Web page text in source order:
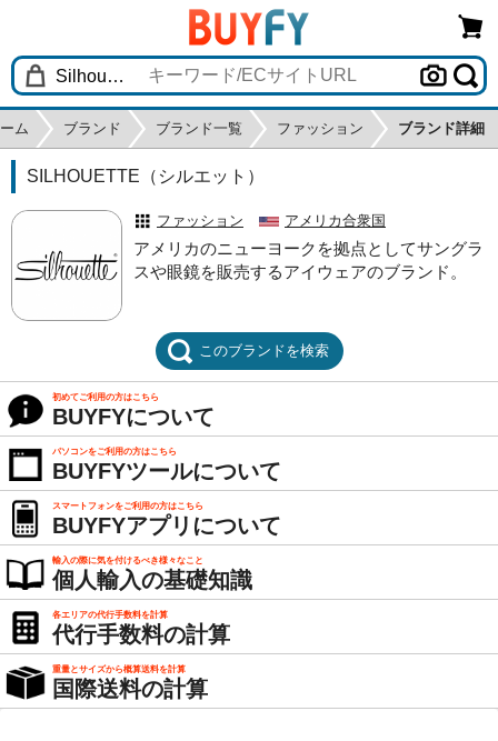
ム ブランド ブランド一覧 ファッション ブランド詳細
SILHOUETTE（シルエット）
ファッション アメリカ合衆国
アメリカのニューヨークを拠点としてサングラ
スや眼鏡を販売するアイウェアのブランド。
このブランドを検索
初めてご利用の方はこちら
BUYFYについて
パソコンをご利用の方はこちら
BUYFYツールについて
スマートフォンをご利用の方はこちら
BUYFYアプリについて
輸入の際に気を付けるべき様々なこと
個人輸入の基礎知識
各エリアの代行手数料を計算
代行手数料の計算
重量とサイズから概算送料を計算
国際送料の計算